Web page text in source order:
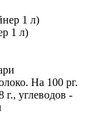
1 л)
На 100 рг.
углеводов -